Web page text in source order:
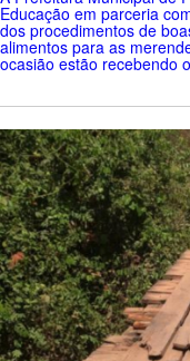
Educação em parceria
dos procedimentos de
alimentos para as
ocasião estão recebendo